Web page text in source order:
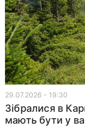
29.07.2026 - 19:30
Зібралися в
мають бути у